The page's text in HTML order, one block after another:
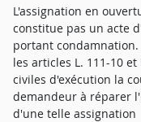
L'assignation en
constitue pas un acte
portant
les articles L. 111-10
civiles d'exécution la
demandeur à réparer
d'une telle assignation